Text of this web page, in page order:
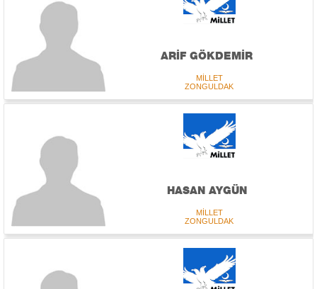
ARİF GÖKDEMİR
MİLLET
ZONGULDAK
HASAN AYGÜN
MİLLET
ZONGULDAK